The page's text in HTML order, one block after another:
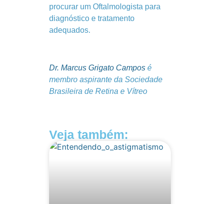
procurar um Oftalmologista para
diagnóstico e tratamento
adequados.
Dr. Marcus Grigato Campos é
membro aspirante da Sociedade
Brasileira de Retina e Vítreo
Veja também: